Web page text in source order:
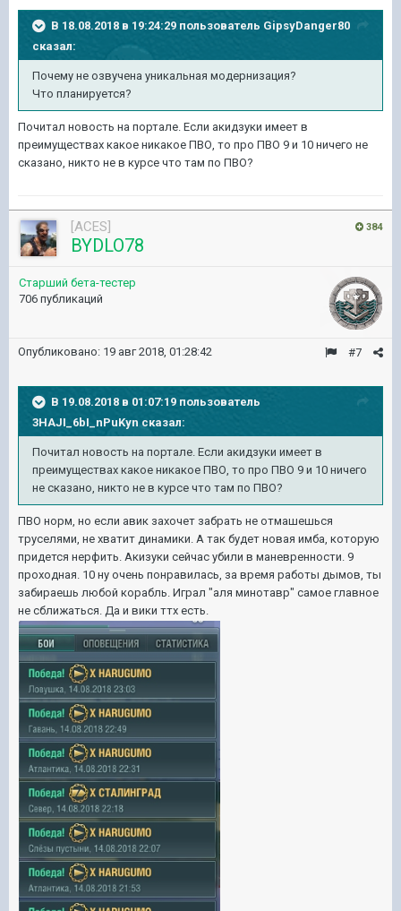
В 18.08.2018 в 19:24:29 пользователь GipsyDanger80
сказал:
Почему не озвучена уникальная модернизация?
Что планируется?
Почитал новость на портале. Если акидзуки имеет в
преимуществах какое никакое ПВО, то про ПВО 9 и 10 ничего не
сказано, никто не в курсе что там по ПВО?
384
[ACES]
BYDLO78
Старший бета-тестер
706 публикаций
#7
Опубликовано: 19 авг 2018, 01:28:42
В 19.08.2018 в 01:07:19 пользователь
3HAJI_6bI_nPuKynсказал:
Почитал новость на портале. Если акидзуки имеет в
преимуществах какое никакое ПВО, то про ПВО 9 и 10 ничего
не сказано, никто не в курсе что там по ПВО?
ПВО норм, но если авик захочет забрать не отмашешься
труселями, не хватит динамики. А так будет новая имба, которую
придется нерфить. Акизуки сейчас убили в маневренности. 9
проходная. 10 ну очень понравилась, за время работы дымов, ты
забираешь любой корабль. Играл "аля минотавр" самое главное
не сближаться. Да и вики ттх есть.